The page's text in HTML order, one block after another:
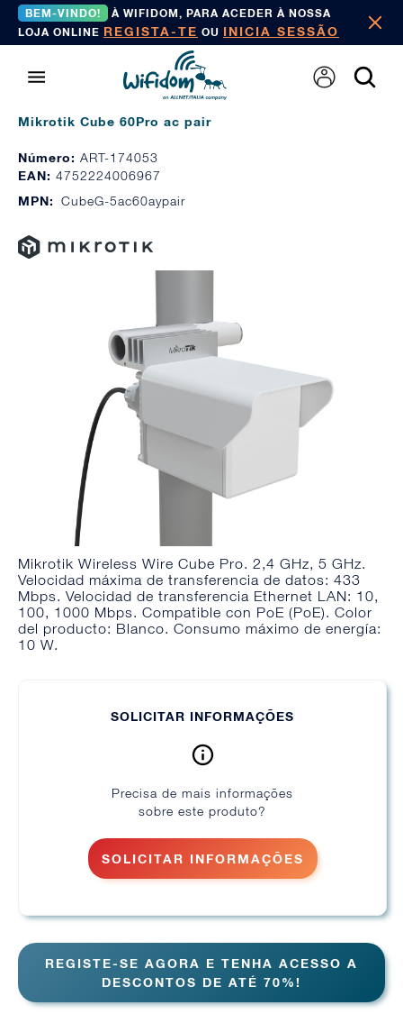
BEM-VINDO!
À WIFIDOM, PARA ACEDER À NOSSA
LOJA ONLINE REGISTA-TE OU INICIA SESSÃO
Mikrotik Cube 60Pro ac pair
Número: ART-174053
EAN: 4752224006967
MPN: CubeG-5ac60aypair
Mikrotik Wireless Wire Cube Pro. 2,4 GHz, 5 GHz.
Velocidad máxima de transferencia de datos: 433
Mbps. Velocidad de transferencia Ethernet LAN: 10,
100, 1000 Mbps. Compatible con PoE (PoE). Color
del producto: Blanco. Consumo máximo de energía:
10 W.
SOLICITAR INFORMAÇÕES
Precisa de mais informações
sobre este produto?
SOLICITAR INFORMAÇÕES
REGISTE-SE AGORA E TENHA ACESSO A
DESCONTOS DE ATÉ 70%!